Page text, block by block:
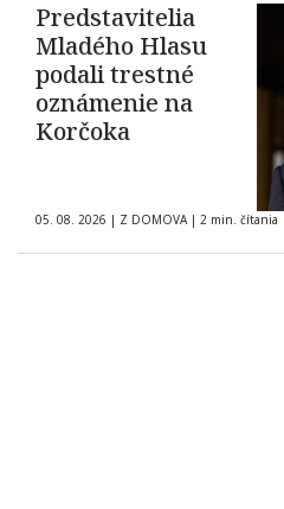
Predstavitelia
Mladého Hlasu
podali trestné
oznámenie na
Korčoka
05. 08. 2026 | Z DOMOVA | 2 min. čítania